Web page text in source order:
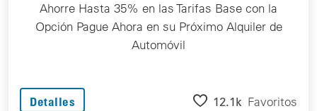
Ahorre Hasta 35% en las Tarifas Base con la
Opción Pague Ahora en su Próximo Alquiler de
Automóvil
Detalles 12.1k Favoritos